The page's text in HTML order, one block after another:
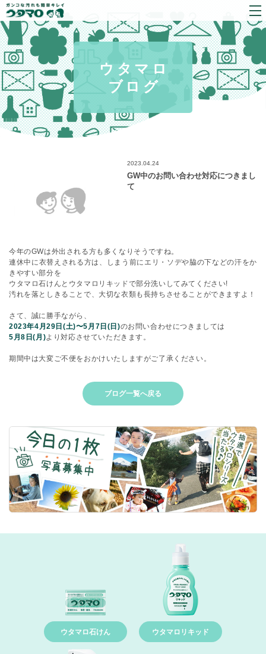
ウタマロ
ブログ
2023.04.24
GW中のお問い合わせ対応につきまし
て
今年のGWは外出される方も多くなりそうですね。
連休中に衣替えされる方は、しまう前にエリ・ソデや脇の下などの汗をか
きやすい部分を
ウタマロ石けんとウタマロリキッドで部分洗いしてみてください!
汚れを落としきることで、大切な衣類も長持ちさせることができますよ！
さて、誠に勝手ながら、
2023年4月29日(土)〜5月7日(日)のお問い合わせにつきましては
5月8日(月)より対応させていただきます。
期間中は大変ご不便をおかけいたしますがご了承ください。
ブログ一覧へ戻る
ウタマロ石けん ウタマロリキッド